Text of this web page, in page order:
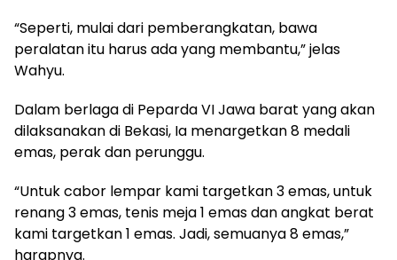
“Seperti, mulai dari pemberangkatan, bawa
peralatan itu harus ada yang membantu,” jelas
Wahyu.
Dalam berlaga di Peparda VI Jawa barat yang akan
dilaksanakan di Bekasi, Ia menargetkan 8 medali
emas, perak dan perunggu.
“Untuk cabor lempar kami targetkan 3 emas, untuk
renang 3 emas, tenis meja 1 emas dan angkat berat
kami targetkan 1 emas. Jadi, semuanya 8 emas,”
harapnya.